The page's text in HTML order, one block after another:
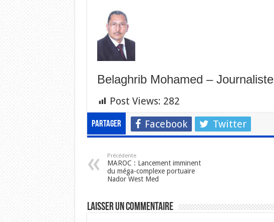
Belaghrib Mohamed – Journaliste
Post Views: 282
Partager Facebook Twitter
Précédente
MAROC : Lancement imminent
du méga-complexe portuaire
Nador West Med
Laisser un commentaire